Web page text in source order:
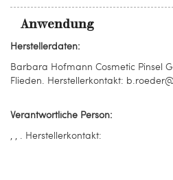
Anwendung
Herstellerdaten:
Barbara Hofmann Cosmetic Pinsel
Flieden. Herstellerkontakt:
Verantwortliche Person:
, , . Herstellerkontakt: